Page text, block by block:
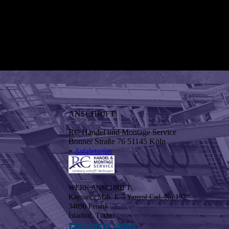
ANSCHRIFT
RC Handel und Montage Service
Bonner Straße 76 51145 Köln
»Anfahrtsplan
WERK ANSCHRIFT
Kaynarca Mah. E-5 Yanyol Cad. No:192,
34890 Pendik
İstanbul, Türkei